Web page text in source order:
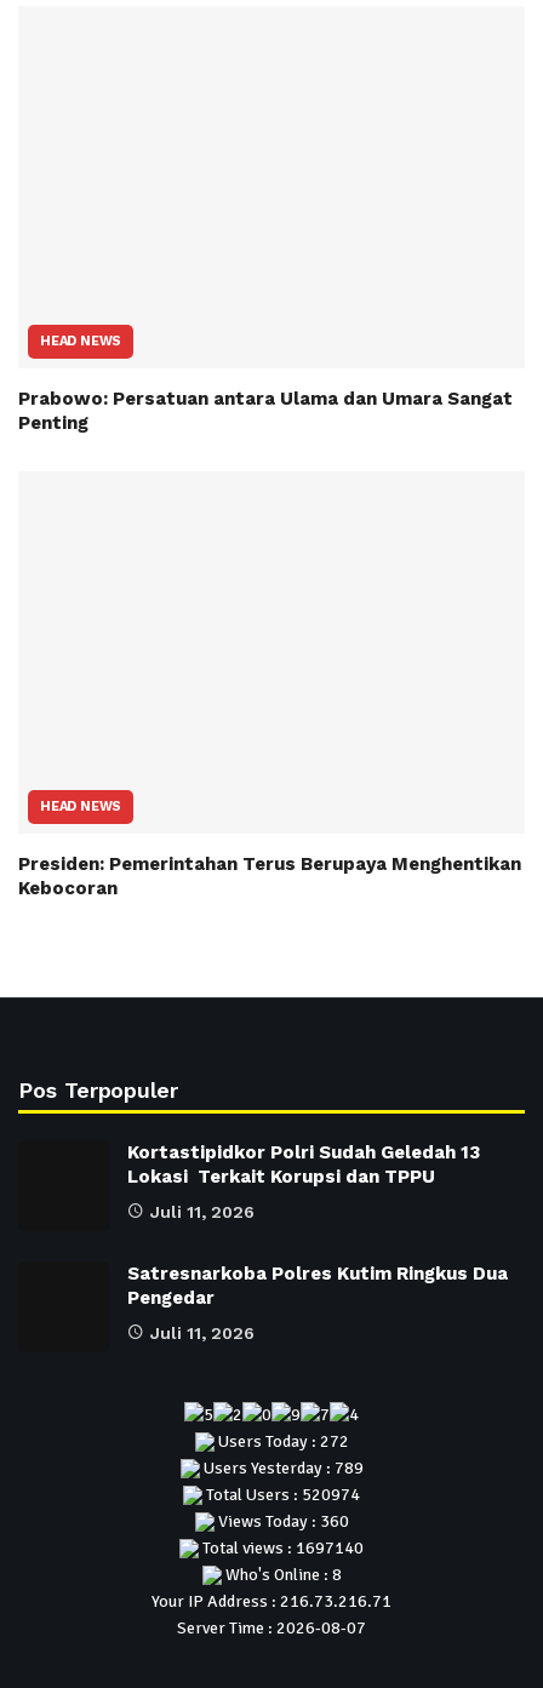
HEAD NEWS
Prabowo: Persatuan antara Ulama dan Umara Sangat
Penting
HEAD NEWS
Presiden: Pemerintahan Terus Berupaya Menghentikan
Kebocoran
Pos Terpopuler
Kortastipidkor Polri Sudah Geledah 13
Lokasi Terkait Korupsi dan TPPU
Juli 11, 2026
Satresnarkoba Polres Kutim Ringkus Dua
Pengedar
Juli 11, 2026
Users Today : 272
Users Yesterday : 789
Total Users : 520974
Views Today : 360
Total views : 1697140
Who's Online : 8
Your IP Address : 216.73.216.71
Server Time : 2026-08-07